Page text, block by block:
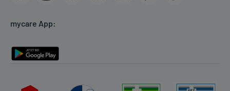
Rückgabe/Widerruf
mycare App: